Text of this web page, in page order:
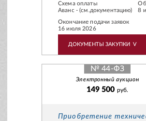
Схема оплаты
Аванс - (см.документацию)
8
Окончание подачи заявок
16 июля 2026
ДОКУМЕНТЫ ЗАКУПКИ V
№ 44-ФЗ
Электронный аукцион
149 500 руб.
Приобретение